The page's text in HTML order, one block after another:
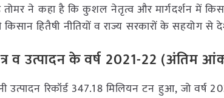
तोमर ने कहा है कि कुशल नेतृत्व और मार्गदर्शन में
हितैषी नीतियों व राज्य सरकारों के सहयोग से
व उत्पादन के वर्ष 2021-22 (अंतिम
उत्पादन रिकॉर्ड 347.18 मिलियन टन हुआ, जो